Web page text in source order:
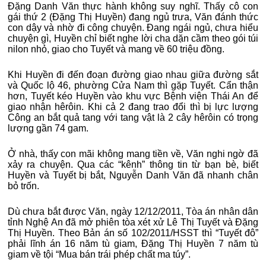
Đặng Danh Văn thực hành không suy nghĩ. Thấy cô con
gái thứ 2 (Đặng Thị Huyền) đang ngủ trưa, Văn đánh thức
con dậy và nhờ đi công chuyện. Đang ngái ngủ, chưa hiểu
chuyện gì, Huyền chỉ biết nghe lời cha dặn cầm theo gói túi
nilon nhỏ, giao cho Tuyết và mang về 60 triệu đồng.
Khi Huyền đi đến đoạn đường giao nhau giữa đường sắt
và Quốc lộ 46, phường Cửa Nam thì gặp Tuyết. Cẩn thận
hơn, Tuyết kéo Huyền vào khu vực Bệnh viện Thái An để
giao nhận hêrôin. Khi cả 2 đang trao đổi thì bị lực lượng
Công an bắt quả tang với tang vật là 2 cây hêrôin có trọng
lượng gần 74 gam.
Ở nhà, thấy con mãi không mang tiền về, Văn nghi ngờ đã
xảy ra chuyện. Qua các “kênh” thông tin từ bạn bè, biết
Huyền và Tuyết bị bắt, Nguyễn Danh Văn đã nhanh chân
bỏ trốn.
Dù chưa bắt được Văn, ngày 12/12/2011, Tòa án nhân dân
tỉnh Nghệ An đã mở phiên tòa xét xử Lê Thị Tuyết và Đặng
Thị Huyền. Theo Bản án số 102/2011/HSST thì “Tuyết đô”
phải lĩnh án 16 năm tù giam, Đặng Thị Huyền 7 năm tù
giam về tội “Mua bán trái phép chất ma túy”.